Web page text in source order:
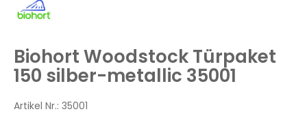
Anfang
springen
Biohort Woodstock Türpaket
150 silber-metallic 35001
Artikel Nr.: 35001